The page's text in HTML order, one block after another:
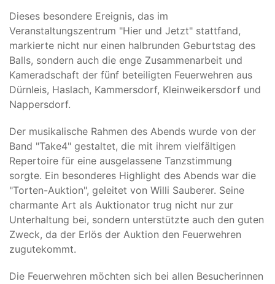
Dieses besondere Ereignis, das im
Veranstaltungszentrum "Hier und Jetzt" stattfand,
markierte nicht nur einen halbrunden Geburtstag des
Balls, sondern auch die enge Zusammenarbeit und
Kameradschaft der fünf beteiligten Feuerwehren aus
Dürnleis, Haslach, Kammersdorf, Kleinweikersdorf und
Nappersdorf.
Der musikalische Rahmen des Abends wurde von der
Band "Take4" gestaltet, die mit ihrem vielfältigen
Repertoire für eine ausgelassene Tanzstimmung
sorgte. Ein besonderes Highlight des Abends war die
"Torten-Auktion", geleitet von Willi Sauberer. Seine
charmante Art als Auktionator trug nicht nur zur
Unterhaltung bei, sondern unterstützte auch den guten
Zweck, da der Erlös der Auktion den Feuerwehren
zugutekommt.
Die Feuerwehren möchten sich bei allen Besucherinnen